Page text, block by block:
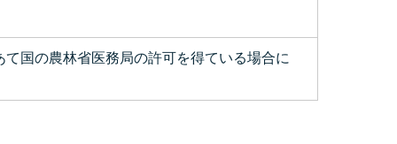
国の農林省医務局の許可を得ている場合に